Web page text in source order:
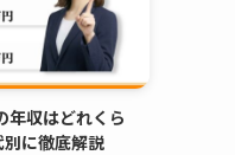
年収はどれくら
に徹底解説